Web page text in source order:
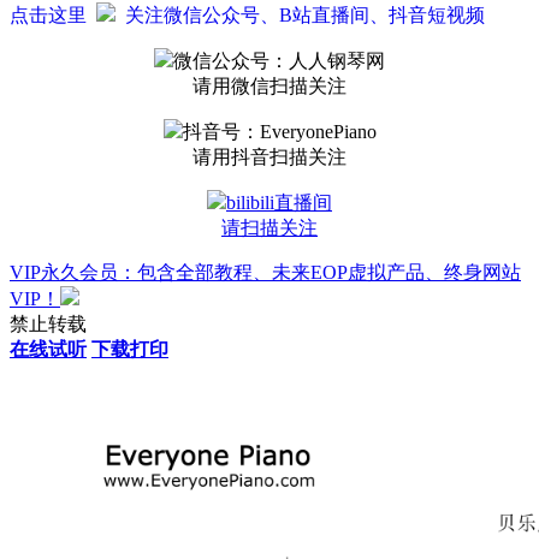
点击这里
关注微信公众号、B站直播间、抖音短视频
微信公众号：人人钢琴网
请用微信扫描关注
抖音号：EveryonePiano
请用抖音扫描关注
bilibili直播间
请扫描关注
VIP永久会员：包含全部教程、未来EOP虚拟产品、终身网站
VIP！
禁止转载
在线试听 下载打印